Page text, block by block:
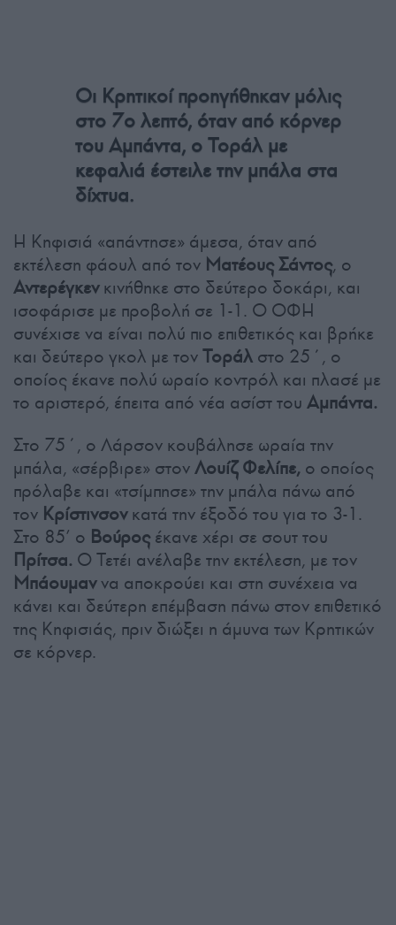
Οι Κρητικοί προηγήθηκαν μόλις
στο 7ο λεπτό, όταν από κόρνερ
του Αμπάντα, ο Τοράλ με
κεφαλιά έστειλε την μπάλα στα
δίχτυα.
Η Κηφισιά «απάντησε» άμεσα, όταν από
εκτέλεση φάουλ από τον Ματέους Σάντος, ο
Αντερέγκενκινήθηκε στο δεύτερο δοκάρι, και
ισοφάρισε με προβολή σε 1-1. Ο ΟΦΗ
συνέχισε να είναι πολύ πιο επιθετικός και βρήκε
και δεύτερο γκολ με τονΤοράλ στο 25΄, ο
οποίος έκανε πολύ ωραίο κοντρόλ και πλασέ με
το αριστερό, έπειτα από νέα ασίστ του Αμπάντα.
Στο 75΄, ο Λάρσον κουβάλησε ωραία την
μπάλα, «σέρβιρε» στονΛουίζ Φελίπε, ο οποίος
πρόλαβε και «τσίμπησε» την μπάλα πάνω από
τον Κρίστινσονκατά την έξοδό του για το 3-1.
Στο 85’ ο Βούροςέκανε χέρι σε σουτ του
Πρίτσα. Ο Τετέι ανέλαβε την εκτέλεση, με τον
Μπάουμαννα αποκρούει και στη συνέχεια να
κάνει και δεύτερη επέμβαση πάνω στον επιθετικό
της Κηφισιάς, πριν διώξει η άμυνα των Κρητικών
σε κόρνερ.